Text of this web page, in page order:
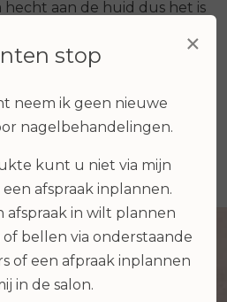
aan de huid dus het is
te geven wat je qua kleur
poets je de henna
×
stop
neem ik geen nieuwe
nagelbehandelingen.
kunt u niet via mijn
afspraak inplannen.
afspraak in wilt plannen
bellen via onderstaande
of een afpraak inplannen
in de salon.